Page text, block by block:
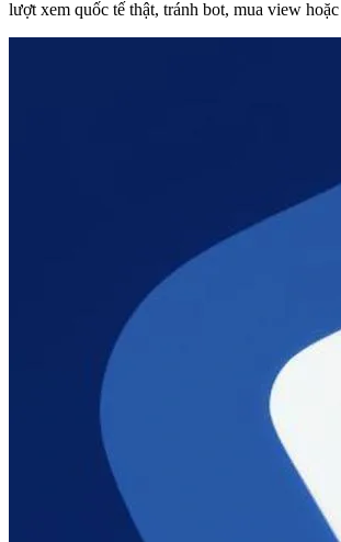
lượt xem quốc tế thật, tránh bot, mua view